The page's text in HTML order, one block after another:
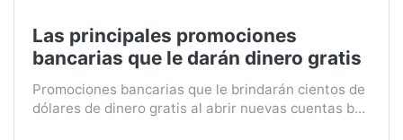
Las principales promociones
bancarias que le darán dinero gratis
Promociones bancarias que le brindarán cientos de
dólares de dinero gratis al abrir nuevas cuentas b...